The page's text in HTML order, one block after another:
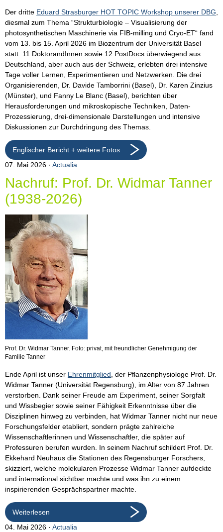
Der dritte Eduard Strasburger HOT TOPIC Workshop unserer DBG
diesmal zum Thema “Strukturbiologie – Visualisierung der
photosynthetischen Maschinerie via FIB-milling und Cryo-ET“ fand
vom 13. bis 15. April 2026 im Biozentrum der Universität Basel
statt. 11 DoktorandInnen sowie 12 PostDocs überwiegend aus
Deutschland, aber auch aus der Schweiz, erlebten drei intensive
Tage voller Lernen, Experimentieren und Netzwerken. Die drei
Organisierenden, Dr. Davide Tamborrini (Basel), Dr. Karen Zinzius
(Münster), und Fanny Le Blanc (Basel), berichten über
Herausforderungen und mikroskopische Techniken, Daten-
Prozessierung, drei-dimensionale Darstellungen und intensive
Diskussionen zur Durchdringung des Themas.
Englischer Bericht + weitere Fotos
07. Mai 2026
Actualia
Nachruf: Prof. Dr. Widmar Tanner
(1938-2026)
Prof. Dr. Widmar Tanner. Foto: privat, mit freundlicher Genehmigung der
Familie Tanner
Ende April ist unser Ehrenmitglied, der Pflanzenphysiologe Prof. Dr.
Widmar Tanner (Universität Regensburg), im Alter von 87 Jahren
verstorben. Dank seiner Freude am Experiment, seiner Sorgfalt
und Wissbegier sowie seiner Fähigkeit Erkenntnisse über die
Disziplinen hinweg zu verbinden, hat Widmar Tanner nicht nur neue
Forschungsfelder etabliert, sondern prägte zahlreiche
Wissenschaftlerinnen und Wissenschaftler, die später auf
Professuren berufen wurden. In seinem Nachruf schildert Prof. Dr.
Ekkehard Neuhaus die Stationen des Regensburger Forschers,
skizziert, welche molekularen Prozesse Widmar Tanner aufdeckte
und international sichtbar machte und was ihn zu einem
inspirierenden Gesprächspartner machte.
Weiterlesen
04. Mai 2026
Actualia